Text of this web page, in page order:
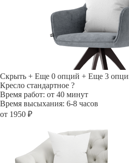
Скрыть + Еще 0 опций + Еще 3
Кресло стандартное ?
Время работ: от 40 минут
Время высыхания: 6-8 часов
от 1950 ₽